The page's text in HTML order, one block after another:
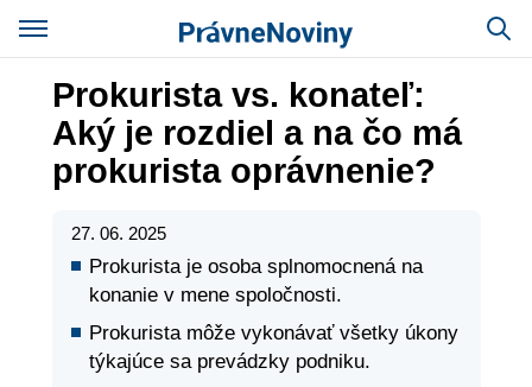
Prokurista vs. konateľ:
Aký je rozdiel a na čo má
prokurista oprávnenie?
27. 06. 2025
Prokurista je osoba splnomocnená na
konanie v mene spoločnosti.
Prokurista môže vykonávať všetky úkony
týkajúce sa prevádzky podniku.